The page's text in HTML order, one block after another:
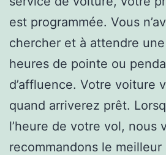
est programmée. Vous
chercher et à attendre
heures de pointe ou
d’affluence. Votre voiture
quand arriverez prêt.
l’heure de votre vol, nous
recommandons le